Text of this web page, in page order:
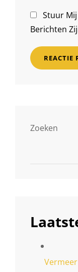
Stuur Mij
Berichten
Zoeken